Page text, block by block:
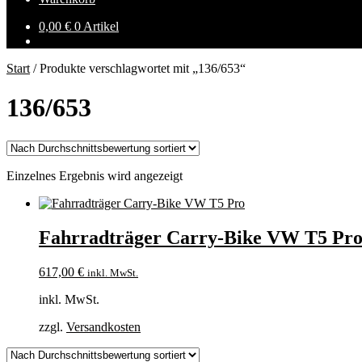
0,00 € 0 Artikel
Start /Produkte verschlagwortet mit „136/653“
136/653
Einzelnes Ergebnis wird angezeigt
Fahrradträger Carry-Bike VW T5 Pro
617,00 € inkl. MwSt.
inkl. MwSt.
zzgl. Versandkosten